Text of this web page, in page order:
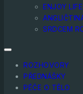
ENJOY LIFE
SRDCEM
ROZHOVORY
PŘEDNÁŠKY
PÉČE O TĚLO